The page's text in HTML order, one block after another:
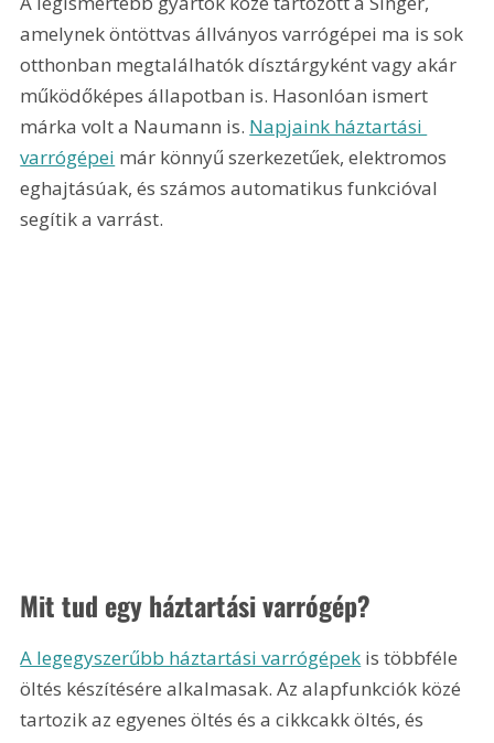
amelynek öntöttvas állványos varrógépei ma is sok
otthonban megtalálhatók dísztárgyként vagy akár
működőképes állapotban is. Hasonlóan ismert
márka volt a Naumann is. Napjaink háztartási
varrógépei már könnyű szerkezetűek, elektromos
eghajtásúak, és számos automatikus funkcióval
segítik a varrást.
Mit tud egy háztartási varrógép?
A legegyszerűbb háztartási varrógépek is többféle
öltés készítésére alkalmasak. Az alapfunkciók közé
tartozik az egyenes öltés és a cikkcakk öltés, és